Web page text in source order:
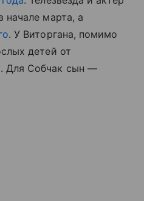
начале марта, а
. У Виторгана, помимо
детей от
Для Собчак сын —